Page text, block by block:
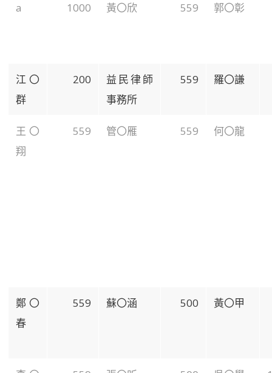
a 1000 黃〇欣 559 郭〇彰
江〇
群
200
益民律師
事務所
559 羅〇謙
王〇
翔
559 管〇雁 559 何〇龍
鄭〇
春
559 蘇〇涵 500 黃〇甲